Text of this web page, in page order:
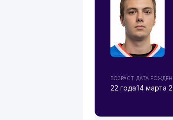
ВОЗРАСТ
22 года
ДАТА
14 марта